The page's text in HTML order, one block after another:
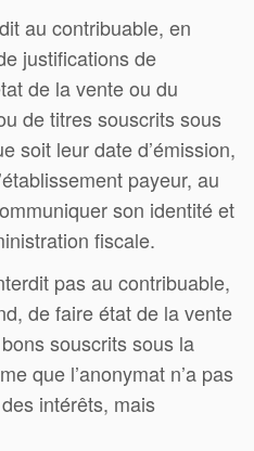
au contribuable, en
justifications de
de la vente ou du
de titres souscrits sous
soit leur date d’émission,
payeur, au
son identité et
fiscale.
pas au contribuable,
de faire état de la vente
souscrits sous la
que l’anonymat n’a pas
intérêts, mais